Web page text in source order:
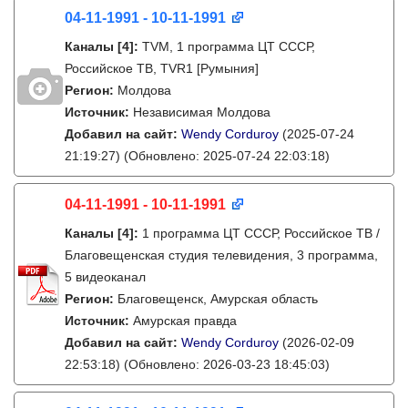
04-11-1991 - 10-11-1991
Каналы [4]: TVM, 1 программа ЦТ СССР,
Российское ТВ, TVR1 [Румыния]
Регион: Молдова
Источник: Независимая Молдова
Добавил на сайт: Wendy Corduroy (2025-07-24
21:19:27) (Обновлено: 2025-07-24 22:03:18)
04-11-1991 - 10-11-1991
Каналы [4]: 1 программа ЦТ СССР, Российское ТВ /
Благовещенская студия телевидения, 3 программа,
5 видеоканал
Регион: Благовещенск, Амурская область
Источник: Амурская правда
Добавил на сайт: Wendy Corduroy (2026-02-09
22:53:18) (Обновлено: 2026-03-23 18:45:03)